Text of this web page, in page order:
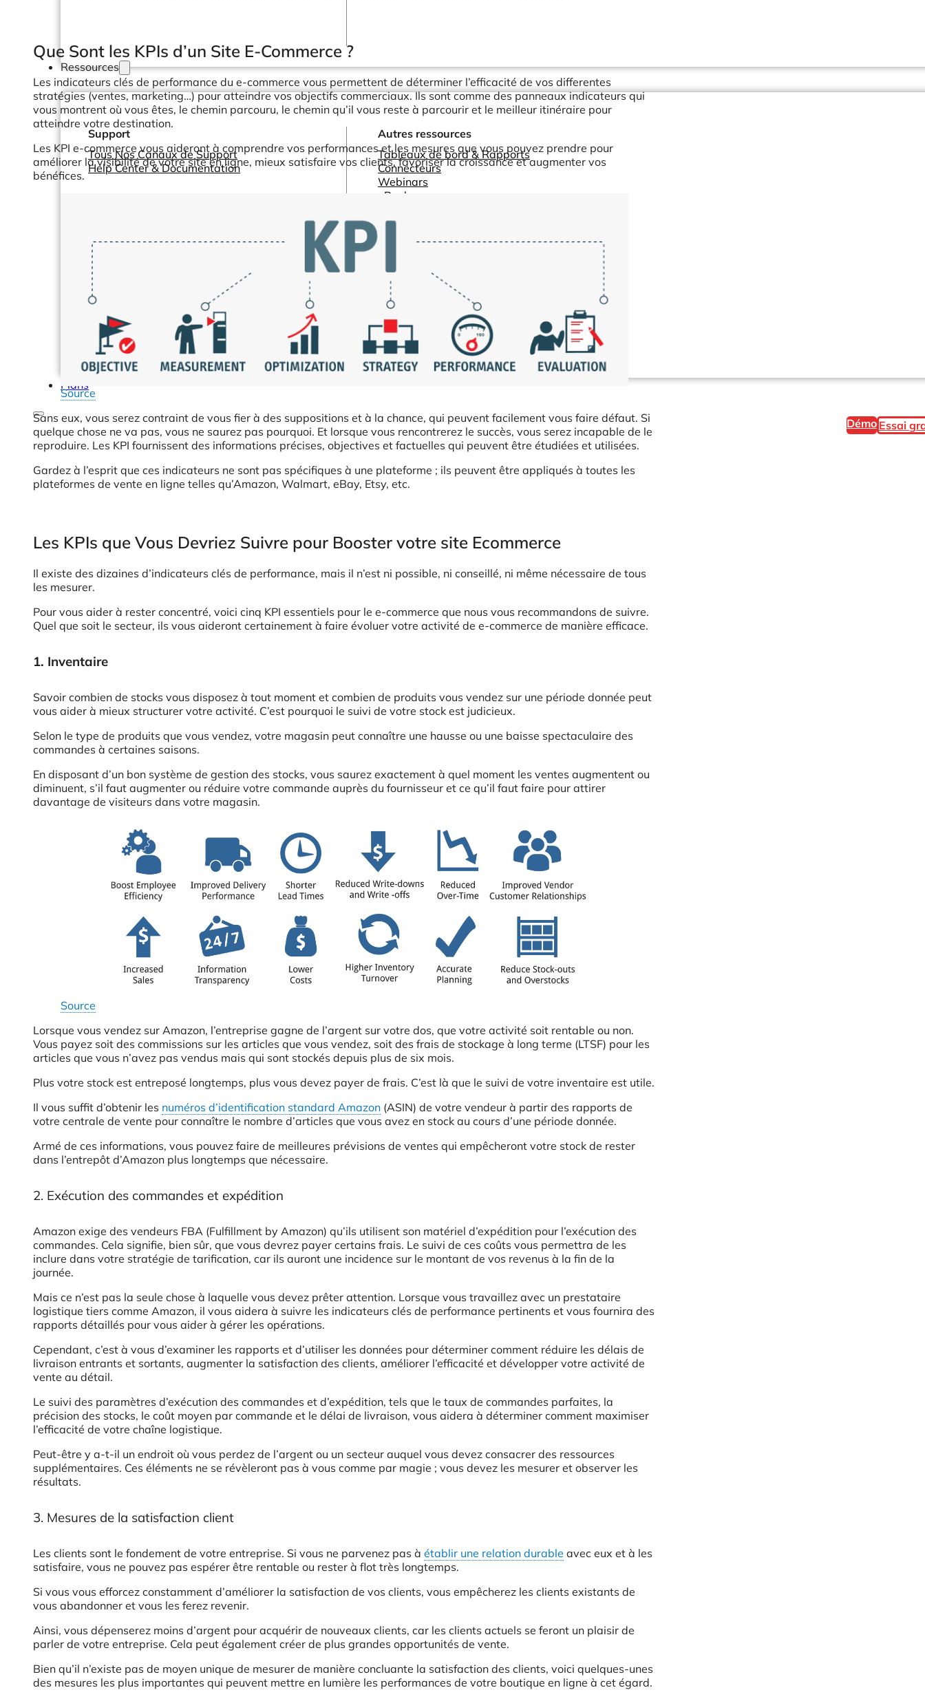
Ressources
Support
Tous Nos Canaux de Support
Help Center & Documentation
Analyse Statistique & ML
Autres ressources
Tableaux de bord & Rapports
Connecteurs
Webinars
eBooks
Plans
Démo Essai
Que Sont les KPIs d’un Site E-Commerce ?
Les indicateurs clés de performance du e-commerce vous permettent de déterminer l’efficacité de vos differentes
stratégies (ventes, marketing…) pour atteindre vos objectifs commerciaux. Ils sont comme des panneaux indicateurs qui
vous montrent où vous êtes, le chemin parcouru, le chemin qu’il vous reste à parcourir et le meilleur itinéraire pour
atteindre votre destination.
Les KPI e-commerce vous aideront à comprendre vos performances et les mesures que vous pouvez prendre pour
améliorer la visibilité de votre site en ligne, mieux satisfaire vos clients, favoriser la croissance et augmenter vos
bénéfices.
Source
Sans eux, vous serez contraint de vous fier à des suppositions et à la chance, qui peuvent facilement vous faire défaut. Si
quelque chose ne va pas, vous ne saurez pas pourquoi. Et lorsque vous rencontrerez le succès, vous serez incapable de le
reproduire. Les KPI fournissent des informations précises, objectives et factuelles qui peuvent être étudiées et utilisées.
Gardez à l’esprit que ces indicateurs ne sont pas spécifiques à une plateforme ; ils peuvent être appliqués à toutes les
plateformes de vente en ligne telles qu’Amazon, Walmart, eBay, Etsy, etc.
Les KPIs que Vous Devriez Suivre pour Booster votre site Ecommerce
Il existe des dizaines d’indicateurs clés de performance, mais il n’est ni possible, ni conseillé, ni même nécessaire de tous
les mesurer.
Pour vous aider à rester concentré, voici cinq KPI essentiels pour le e-commerce que nous vous recommandons de suivre.
Quel que soit le secteur, ils vous aideront certainement à faire évoluer votre activité de e-commerce de manière efficace.
1. Inventaire
Savoir combien de stocks vous disposez à tout moment et combien de produits vous vendez sur une période donnée peut
vous aider à mieux structurer votre activité. C’est pourquoi le suivi de votre stock est judicieux.
Selon le type de produits que vous vendez, votre magasin peut connaître une hausse ou une baisse spectaculaire des
commandes à certaines saisons.
En disposant d’un bon système de gestion des stocks, vous saurez exactement à quel moment les ventes augmentent ou
diminuent, s’il faut augmenter ou réduire votre commande auprès du fournisseur et ce qu’il faut faire pour attirer
davantage de visiteurs dans votre magasin.
Source
Lorsque vous vendez sur Amazon, l’entreprise gagne de l’argent sur votre dos, que votre activité soit rentable ou non.
Vous payez soit des commissions sur les articles que vous vendez, soit des frais de stockage à long terme (LTSF) pour les
articles que vous n’avez pas vendus mais qui sont stockés depuis plus de six mois.
Plus votre stock est entreposé longtemps, plus vous devez payer de frais. C’est là que le suivi de votre inventaire est utile.
Il vous suffit d’obtenir les numéros d’identification standard Amazon (ASIN) de votre vendeur à partir des rapports de
votre centrale de vente pour connaître le nombre d’articles que vous avez en stock au cours d’une période donnée.
Armé de ces informations, vous pouvez faire de meilleures prévisions de ventes qui empêcheront votre stock de rester
dans l’entrepôt d’Amazon plus longtemps que nécessaire.
2. Exécution des commandes et expédition
Amazon exige des vendeurs FBA (Fulfillment by Amazon) qu’ils utilisent son matériel d’expédition pour l’exécution des
commandes. Cela signifie, bien sûr, que vous devrez payer certains frais. Le suivi de ces coûts vous permettra de les
inclure dans votre stratégie de tarification, car ils auront une incidence sur le montant de vos revenus à la fin de la
journée.
Mais ce n’est pas la seule chose à laquelle vous devez prêter attention. Lorsque vous travaillez avec un prestataire
logistique tiers comme Amazon, il vous aidera à suivre les indicateurs clés de performance pertinents et vous fournira des
rapports détaillés pour vous aider à gérer les opérations.
Cependant, c’est à vous d’examiner les rapports et d’utiliser les données pour déterminer comment réduire les délais de
livraison entrants et sortants, augmenter la satisfaction des clients, améliorer l’efficacité et développer votre activité de
vente au détail.
Le suivi des paramètres d’exécution des commandes et d’expédition, tels que le taux de commandes parfaites, la
précision des stocks, le coût moyen par commande et le délai de livraison, vous aidera à déterminer comment maximiser
l’efficacité de votre chaîne logistique.
Peut-être y a-t-il un endroit où vous perdez de l’argent ou un secteur auquel vous devez consacrer des ressources
supplémentaires. Ces éléments ne se révèleront pas à vous comme par magie ; vous devez les mesurer et observer les
résultats.
3. Mesures de la satisfaction client
Les clients sont le fondement de votre entreprise. Si vous ne parvenez pas à établir une relation durable avec eux et à les
satisfaire, vous ne pouvez pas espérer être rentable ou rester à flot très longtemps.
Si vous vous efforcez constamment d’améliorer la satisfaction de vos clients, vous empêcherez les clients existants de
vous abandonner et vous les ferez revenir.
Ainsi, vous dépenserez moins d’argent pour acquérir de nouveaux clients, car les clients actuels se feront un plaisir de
parler de votre entreprise. Cela peut également créer de plus grandes opportunités de vente.
Bien qu’il n’existe pas de moyen unique de mesurer de manière concluante la satisfaction des clients, voici quelques-unes
des mesures les plus importantes qui peuvent mettre en lumière les performances de votre boutique en ligne à cet égard.